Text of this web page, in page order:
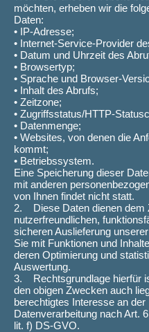
möchten, erheben wir die
Daten:
• IP-Adresse;
• Internet-Service-Provider
• Datum und Uhrzeit des
• Browsertyp;
• Sprache und Browser-
• Inhalt des Abrufs;
• Zeitzone;
• Zugriffsstatus/HTTP-
• Datenmenge;
• Websites, von denen die
kommt;
• Betriebssystem.
Eine Speicherung dieser
mit anderen
von Ihnen findet nicht statt.
2. Diese Daten dienen dem
nutzerfreundlichen,
sicheren Auslieferung
Sie mit Funktionen und
deren Optimierung und
Auswertung.
3. Rechtsgrundlage hierfür
den obigen Zwecken auch
berechtigtes Interesse an der
Datenverarbeitung nach Art.
lit. f) DS-GVO.